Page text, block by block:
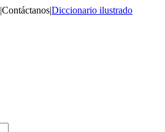
|Contáctanos|Diccionario ilustrado